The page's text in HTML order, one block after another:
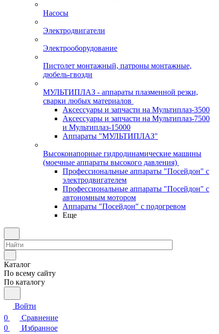
Насосы
Электродвигатели
Электрооборудование
Пистолет монтажный, патроны монтажные,
дюбель-гвозди
МУЛЬТИПЛАЗ - аппараты плазменной резки,
сварки любых материалов
Аксессуары и запчасти на Мультиплаз-3500
Аксессуары и запчасти на Мультиплаз-7500
и Мультиплаз-15000
Аппараты "МУЛЬТИПЛАЗ"
Высоконапорные гидродинамические машины
(моечные аппараты высокого давления)
Профессиональные аппараты "Посейдон" с
электродвигателем
Профессиональные аппараты "Посейдон" с
автономным мотором
Аппараты "Посейдон" с подогревом
Еще
Каталог
По всему сайту
По каталогу
Войти
0
Сравнение
0
Избранное